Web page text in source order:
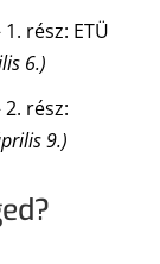
rész: ETÜ
6.)
rész:
9.)